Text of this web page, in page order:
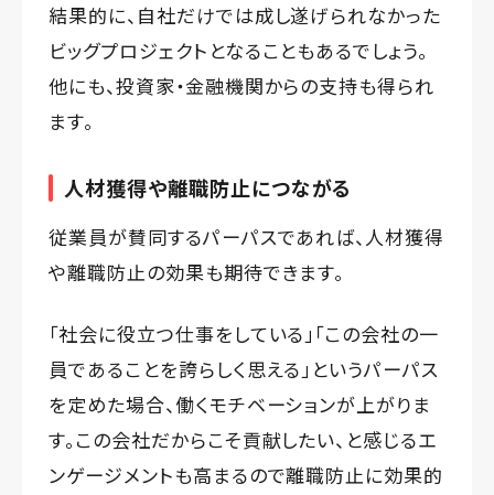
結果的に、自社だけでは成し遂げられなかった
ビッグプロジェクトとなることもあるでしょう。
他にも、投資家・金融機関からの支持も得られ
ます。
人材獲得や離職防止につながる
従業員が賛同するパーパスであれば、人材獲得
や離職防止の効果も期待できます。
「社会に役立つ仕事をしている」「この会社の一
員であることを誇らしく思える」というパーパス
を定めた場合、働くモチベーションが上がりま
す。この会社だからこそ貢献したい、と感じるエ
ンゲージメントも高まるので離職防止に効果的